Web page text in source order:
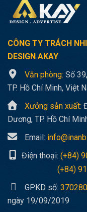
CÔNG TY TRÁCH
DESIGN AKAY
Văn phòng: Số
TP. Hồ Chí Minh, Việt
Xưởng sản xuất:
Dương, TP. Hồ Chí
Email:
Điện thoại: (+84)
(+84)
GPKD số:
ngày 19/09/2019